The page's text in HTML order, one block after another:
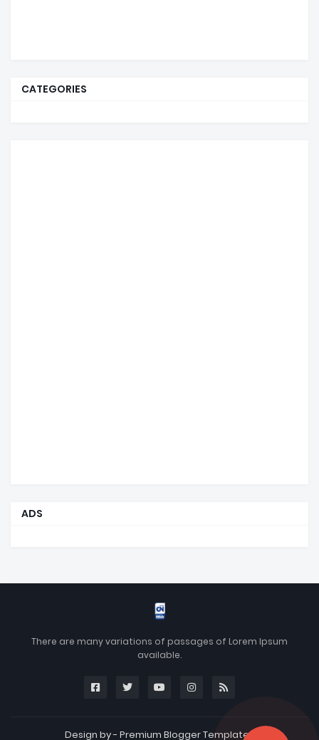
CATEGORIES
ADS
There are many variations of passages of Lorem Ipsum
available.
Design by - Premium Blogger Templates